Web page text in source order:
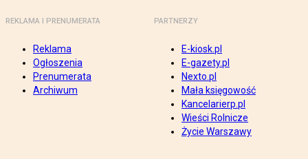
REKLAMA I PRENUMERATA
Reklama
Ogłoszenia
Prenumerata
Archiwum
PARTNERZY
E-kiosk.pl
E-gazety.pl
Nexto.pl
Mała księgowość
Kancelarierp.pl
Wieści Rolnicze
Życie Warszawy